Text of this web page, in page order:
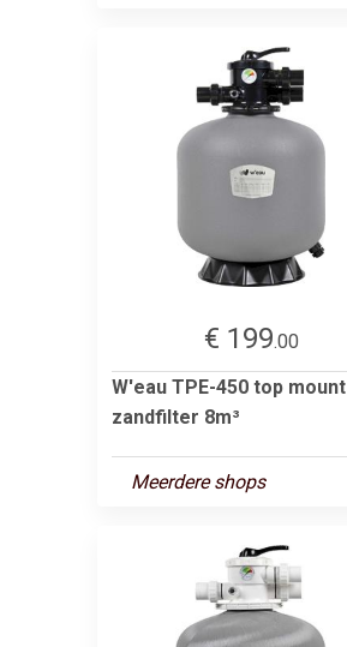
€ 199.00
W'eau TPE-450 top mount
zandfilter 8m³
Meerdere shops